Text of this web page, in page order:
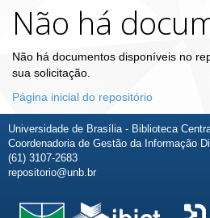
Não há
Não há documentos disponíveis no
sua solicitação.
Página inicial do repositório
Universidade de Brasília - Biblioteca
Coordenadoria de Gestão da Informação
(61) 3107-2683
repositorio@unb.br